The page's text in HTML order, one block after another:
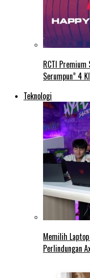
RCTI
Serumpun” 4
Teknologi
Memilih
Perlindungan